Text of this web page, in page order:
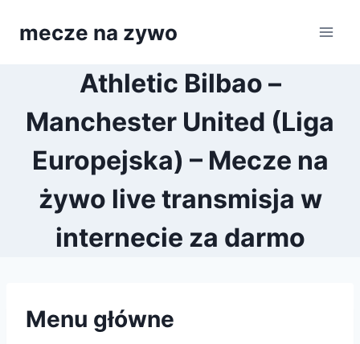
mecze na zywo
Athletic Bilbao –
Manchester United (Liga
Europejska) – Mecze na
żywo live transmisja w
internecie za darmo
Menu główne